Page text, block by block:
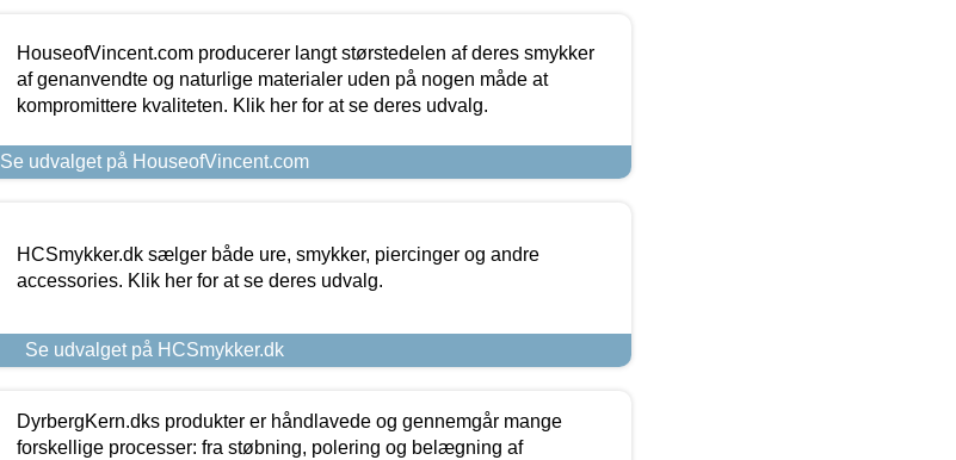
HouseofVincent.com producerer langt størstedelen af deres smykker
af genanvendte og naturlige materialer uden på nogen måde at
kompromittere kvaliteten. Klik her for at se deres udvalg.
Se udvalget på HouseofVincent.com
HCSmykker.dk sælger både ure, smykker, piercinger og andre
accessories. Klik her for at se deres udvalg.
Se udvalget på HCSmykker.dk
DyrbergKern.dks produkter er håndlavede og gennemgår mange
forskellige processer: fra støbning, polering og belægning af